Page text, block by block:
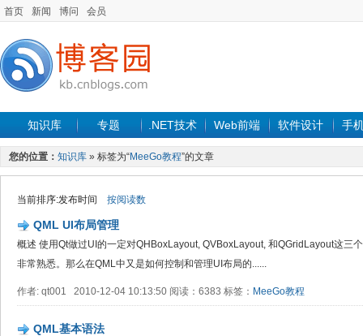
首页 新闻 博问 会员
知识库 专题 .NET技术 Web前端 软件设计 手
您的位置： 知识库 » 标签为“MeeGo教程”的文章
当前排序:发布时间 按阅读数
QML UI布局管理
概述 使用Qt做过UI的一定对QHBoxLayout, QVBoxLayout, 和QGridLayout这三
非常熟悉。那么在QML中又是如何控制和管理UI布局的......
作者: qt001 2010-12-04 10:13:50 阅读：6383 标签： MeeGo教程
QML基本语法